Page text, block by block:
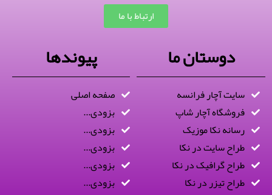
ارتباط با ما
دوستان ما
سایت آچار فرانسه
فروشگاه آچار شاپ
رسانه نکا موزیک
طراح سایت در نکا
طراح گرافیک در نکا
طراح تیزر در نکا
پیوندها
صفحه اصلی
بزودی...
بزودی...
بزودی...
بزودی...
بزودی...